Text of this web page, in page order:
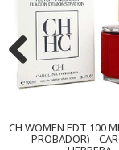
CH WOMEN EDT 100
PROBADOR) -
Previous